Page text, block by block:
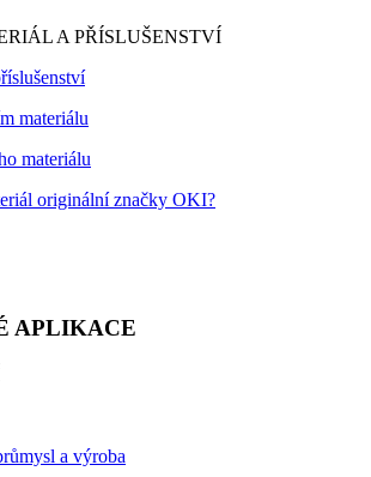
A PŘÍSLUŠENSTVÍ
materiálu
materiálu
originální značky OKI?
APLIKACE
a výroba